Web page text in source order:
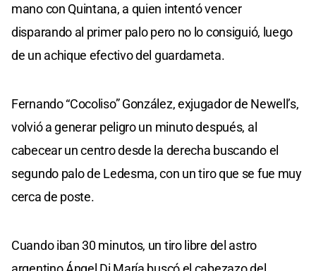
mano con Quintana, a quien intentó vencer
disparando al primer palo pero no lo consiguió, luego
de un achique efectivo del guardameta.
Fernando “Cocoliso” González, exjugador de Newell’s,
volvió a generar peligro un minuto después, al
cabecear un centro desde la derecha buscando el
segundo palo de Ledesma, con un tiro que se fue muy
cerca de poste.
Cuando iban 30 minutos, un tiro libre del astro